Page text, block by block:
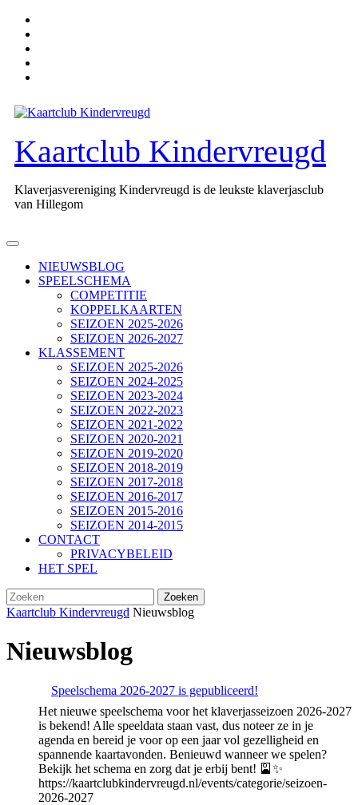
naar
inhoud
Kaartclub Kindervreugd
Klaverjasvereniging Kindervreugd is de leukste klaverjasclub
van Hillegom
Open
NIEUWSBLOG
SPEELSCHEMA
COMPETITIE
KOPPELKAARTEN
SEIZOEN 2025-2026
SEIZOEN 2026-2027
KLASSEMENT
SEIZOEN 2025-2026
SEIZOEN 2024-2025
SEIZOEN 2023-2024
SEIZOEN 2022-2023
SEIZOEN 2021-2022
SEIZOEN 2020-2021
SEIZOEN 2019-2020
SEIZOEN 2018-2019
SEIZOEN 2017-2018
SEIZOEN 2016-2017
SEIZOEN 2015-2016
SEIZOEN 2014-2015
CONTACT
PRIVACYBELEID
HET SPEL
SLUIT
KNOP
Zoek
naar:
Kaartclub Kindervreugd Nieuwsblog
Nieuwsblog
Speelschema 2026-2027 is gepubliceerd!
Het nieuwe speelschema voor het klaverjasseizoen 2026-2027
is bekend! Alle speeldata staan vast, dus noteer ze in je
agenda en bereid je voor op een jaar vol gezelligheid en
spannende kaartavonden. Benieuwd wanneer we spelen?
Bekijk het schema en zorg dat je erbij bent! 🎴✨
https://kaartclubkindervreugd.nl/events/categorie/seizoen-
2026-2027